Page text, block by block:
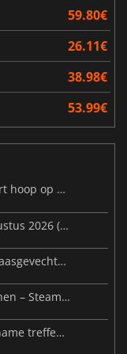
59.80€
26.11€
38.98€
53.99€
Steam Frame-prijs lekt uit en verplettert hoop op betaalbare VR
Niuwe Videogames van de week – augustus 2026 (week 32)
Palworld-update maakt Sunreach en baasgevechten stabieler
Microsoft könnte Project Helix neu planen – Steam-Support wackelt
Malware-kaarten en een Discord-overname treffen Meccha Chameleon